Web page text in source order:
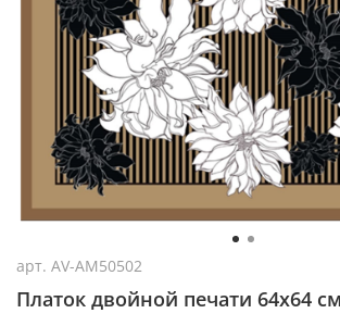
арт. AV-AM50502
Платок двойной печати 64x64